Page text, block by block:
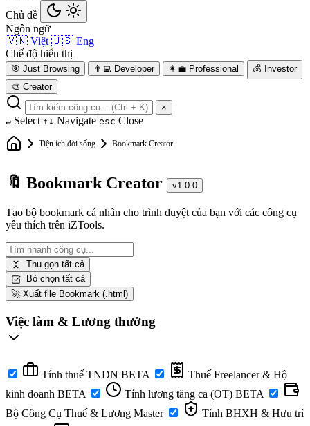
Chủ đề
Ngôn ngữ
🇻🇳 Việt 🇺🇸 Eng
Chế độ hiển thị
🎯 Just Browsing 👨‍💻 Developer 👩‍💼 Professional 💰 Investor
🎨 Creator
×
↵ Select ↑↓ Navigate esc Close
Tiện ích đời sống Bookmark Creator
🔖 Bookmark Creator v1.0.0
Tạo bộ bookmark cá nhân cho trình duyệt của bạn với các công cụ
yêu thích trên iZTools.
Thu gọn tất cả
Bỏ chọn tất cả
🚀 Xuất file Bookmark (.html)
Việc làm & Lương thưởng
Tính thuế TNDN BETA
Thuế Freelancer & Hộ
kinh doanh BETA Tính lương tăng ca (OT) BETA
Bộ Công Cụ Thuế & Lương Master
Tính BHXH & Hưu trí